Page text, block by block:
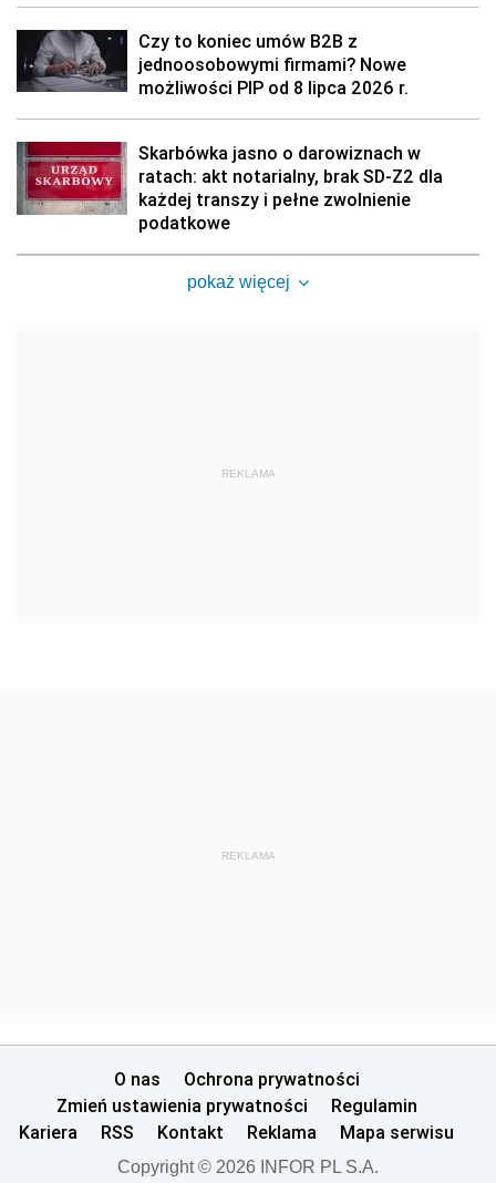
Czy to koniec umów B2B z
jednoosobowymi firmami? Nowe
możliwości PIP od 8 lipca 2026 r.
Skarbówka jasno o darowiznach w
ratach: akt notarialny, brak SD-Z2 dla
każdej transzy i pełne zwolnienie
podatkowe
pokaż więcej
REKLAMA
REKLAMA
O nas
Ochrona prywatności
Zmień ustawienia prywatności
Regulamin
Kariera
RSS Kontakt Reklama Mapa serwisu
Copyright © 2026 INFOR PL S.A.